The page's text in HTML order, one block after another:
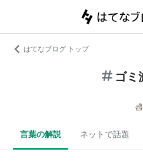
はてなブログ トップ
ゴミ
言葉の解説 ネットで話題